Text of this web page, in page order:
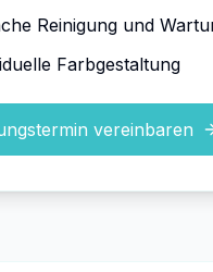
Reinigung und
Farbgestaltung
vereinbaren